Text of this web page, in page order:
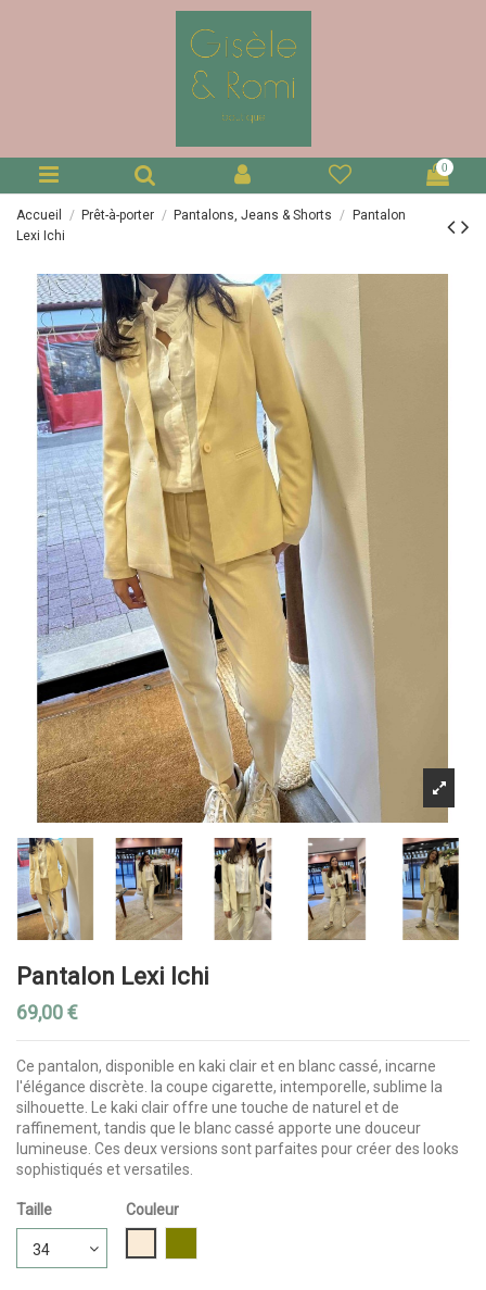
0
Accueil Prêt-à-porter Pantalons, Jeans & Shorts
Pantalon
Lexi Ichi
Pantalon Lexi Ichi
69,00 €
Ce pantalon, disponible en kaki clair et en blanc cassé, incarne
l'élégance discrète. la coupe cigarette, intemporelle, sublime la
silhouette. Le kaki clair offre une touche de naturel et de
raffinement, tandis que le blanc cassé apporte une douceur
lumineuse. Ces deux versions sont parfaites pour créer des looks
sophistiqués et versatiles.
Taille
Couleur